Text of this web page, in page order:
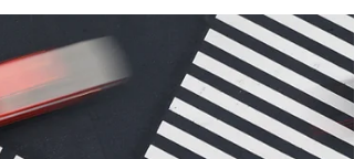
て、波動を上げる」（文：
辻中公）
（2025年10月26日配信ハッピーメール） あなた
名刺そこには、あなたの「名前」「肩書き」、そ
して「使命感」や「志」が込められています。つ